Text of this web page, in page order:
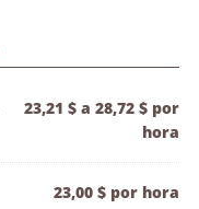
23,21 $ a 28,72 $ por
hora
23,00 $ por hora